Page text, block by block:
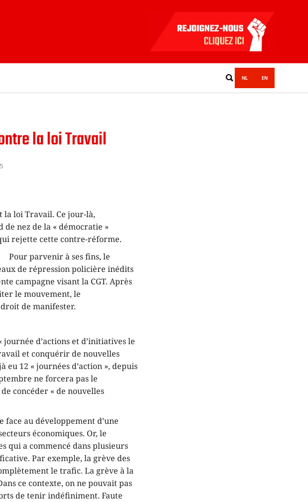
NL EN
la loi Travail
la loi Travail. Ce jour-là,
nez de la « démocratie »
rejette cette contre-réforme.
Pour parvenir à ses fins, le
de répression policière inédits
campagne visant la CGT. Après
le mouvement, le
de manifester.
d’actions et d’initiatives le
et conquérir de nouvelles
12 « journées d’action », depuis
ne forcera pas le
concéder « de nouvelles
au développement d’une
économiques. Or, le
qui a commencé dans plusieurs
Par exemple, la grève des
le trafic. La grève à la
ce contexte, on ne pouvait pas
de tenir indéfiniment. Faute